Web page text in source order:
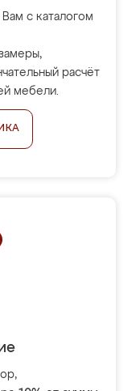
с каталогом
расчёт
мебели.